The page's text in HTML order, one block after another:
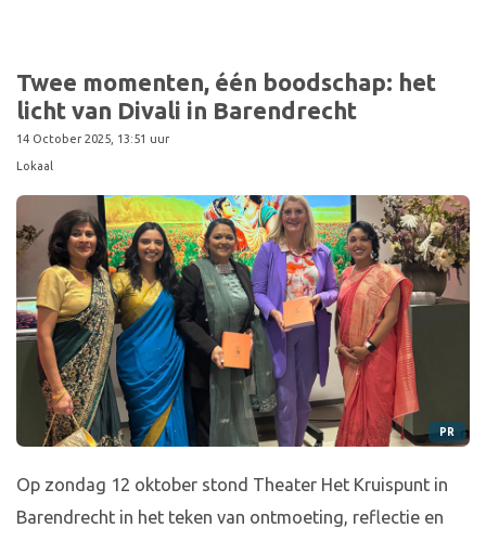
Twee momenten, één boodschap: het
licht van Divali in Barendrecht
14 October 2025, 13:51 uur
Lokaal
PR
Op zondag 12 oktober stond Theater Het Kruispunt in
Barendrecht in het teken van ontmoeting, reflectie en